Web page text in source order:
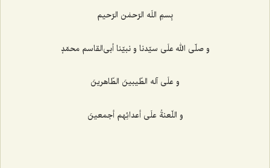
بِسمِ اللَه الرّحمٰن الرّحیم
و صلّی الله علَی سیّدنا و نبیّنا أبی‌القاسم محمّدٍ
و علَی آله الطّیبینَ الطّاهرینَ
و اللّعنةُ علَی أعدائِهم أجمعینَ